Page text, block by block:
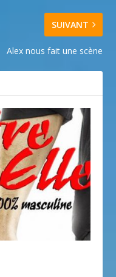
SUIVANT
Alex nous fait une scène